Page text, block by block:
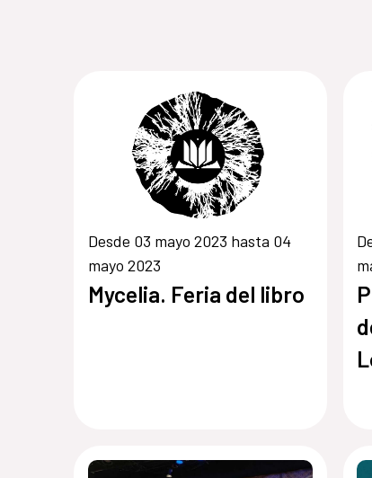
Desde 03 mayo 2023 hasta 04
mayo 2023
Mycelia. Feria del libro